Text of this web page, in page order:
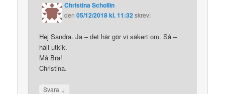
Christina Schollin
den05/12/2018 kl. 11:32skrev:
Hej Sandra. Ja – det här gör vi säkert om. Så –
håll utkik.
Må Bra!
Christina.
Svara ↓